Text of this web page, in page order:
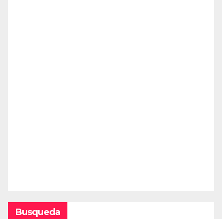
Busqueda